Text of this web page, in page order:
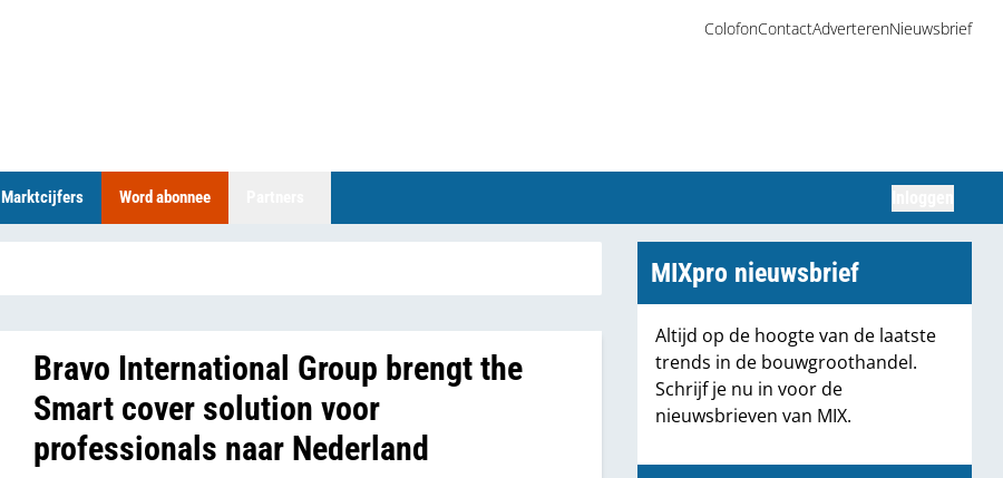
ColofonContactAdverterenNieuwsbrief
Marktcijfers Word abonnee
Bravo International Group brengt the
Smart cover solution voor
professionals naar Nederland
MIXpro nieuwsbrief
Altijd op de hoogte van de laatste
trends in de bouwgroothandel.
Schrijf je nu in voor de
nieuwsbrieven van MIX.